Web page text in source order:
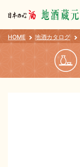
会員登録
HOME 地酒カタログ